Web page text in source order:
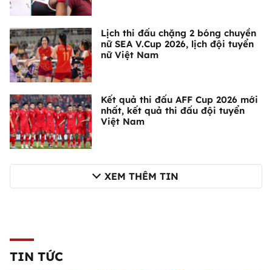
Lịch thi đấu chặng 2 bóng chuyền
nữ SEA V.Cup 2026, lịch đội tuyển
nữ Việt Nam
Kết quả thi đấu AFF Cup 2026 mới
nhất, kết quả thi đấu đội tuyển
Việt Nam
XEM THÊM TIN
TIN TỨC